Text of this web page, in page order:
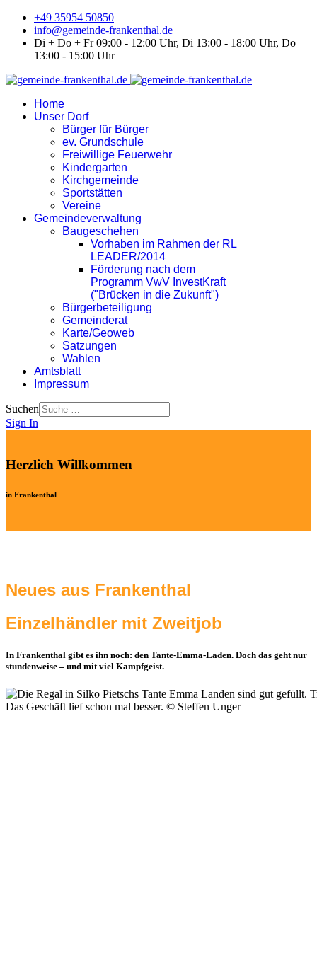
+49 35954 50850
info@gemeinde-frankenthal.de
Di + Do + Fr 09:00 - 12:00 Uhr, Di 13:00 - 18:00 Uhr, Do
13:00 - 15:00 Uhr
Home
Unser Dorf
Bürger für Bürger
ev. Grundschule
Freiwillige Feuerwehr
Kindergarten
Kirchgemeinde
Sportstätten
Vereine
Gemeindeverwaltung
Baugeschehen
Vorhaben im Rahmen der RL
LEADER/2014
Förderung nach dem
Programm VwV InvestKraft
("Brücken in die Zukunft")
Bürgerbeteiligung
Gemeinderat
Karte/Geoweb
Satzungen
Wahlen
Amtsblatt
Impressum
Suchen
Sign In
Herzlich Willkommen
in Frankenthal
Neues aus Frankenthal
Einzelhändler mit Zweitjob
In Frankenthal gibt es ihn noch: den Tante-Emma-Laden. Doch das geht nur
stundenweise – und mit viel Kampfgeist.